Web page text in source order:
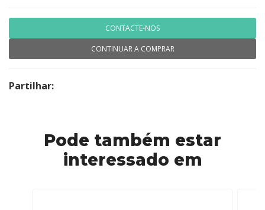
CONTACTE-NOS
CONTINUAR A COMPRAR
Partilhar:
Pode também estar
interessado em